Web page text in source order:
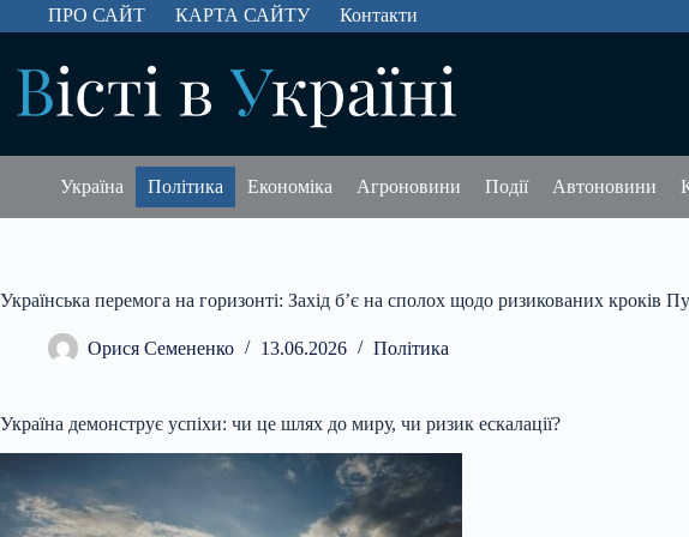
Перейти
до
ПРО САЙТ КАРТА САЙТУ Контакти
Україна Політика Економіка Агроновини Події Автоновини
Українська перемога на горизонті: Захід б’є на сполох щодо ризикованих кроків
Орися Семененко 13.06.2026 Політика
Україна демонструє успіхи: чи це шлях до миру, чи ризик ескалації?